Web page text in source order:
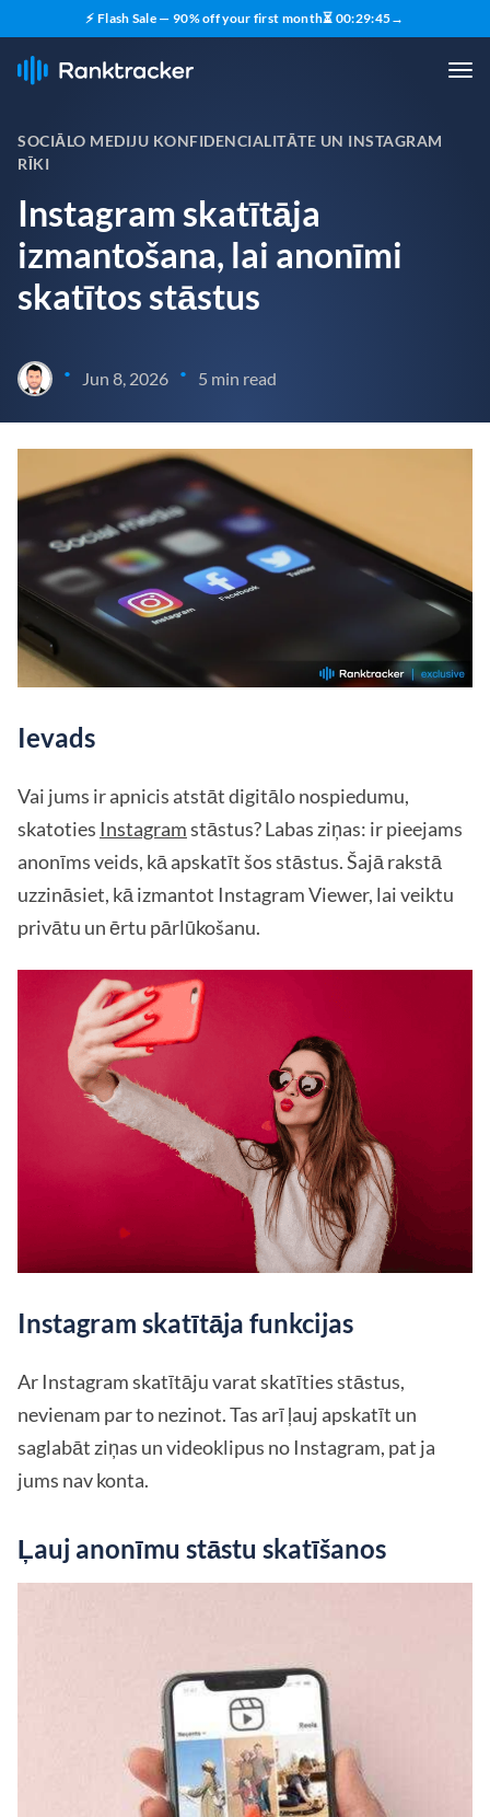
⚡ Flash Sale — 90% off your first month⏳ 00:29:43→
SOCIĀLO MEDIJU KONFIDENCIALITĀTE UN INSTAGRAM
RĪKI
Instagram skatītāja
izmantošana, lai anonīmi
skatītos stāstus
• Jun 8, 2026 • 5 min read
Ievads
Vai jums ir apnicis atstāt digitālo nospiedumu,
skatoties Instagramstāstus? Labas ziņas: ir pieejams
anonīms veids, kā apskatīt šos stāstus. Šajā rakstā
uzzināsiet, kā izmantot Instagram Viewer, lai veiktu
privātu un ērtu pārlūkošanu.
Instagram skatītāja funkcijas
Ar Instagram skatītāju varat skatīties stāstus,
nevienam par to nezinot. Tas arī ļauj apskatīt un
saglabāt ziņas un videoklipus no Instagram, pat ja
jums nav konta.
Ļauj anonīmu stāstu skatīšanos